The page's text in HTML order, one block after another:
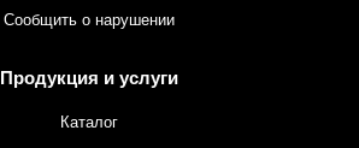
Сообщить о нарушении
Продукция и услуги
Каталог